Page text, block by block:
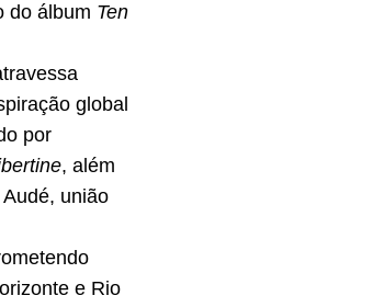
do álbum Ten
global
por
, além
união
e Rio